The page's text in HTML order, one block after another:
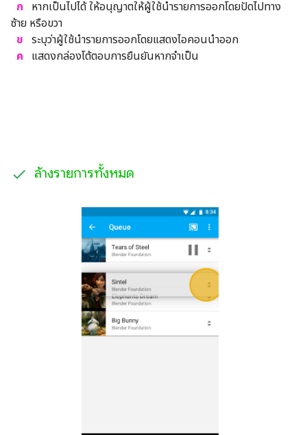
ก
หากเป็นไปได้ ให้อนุญาตให้ผู้ใช้นำรายการออกโดยปัดไปทาง
ซ้าย หรือขวา
ข
ระบุว่าผู้ใช้นำรายการออกโดยแสดงไอคอนนำออก
ค
แสดงกล่องโต้ตอบการยืนยันหากจำเป็น
ล้างรายการทั้งหมด